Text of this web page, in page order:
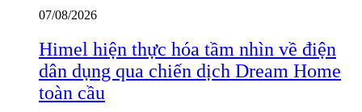
07/08/2026
Himel hiện thực hóa tầm nhìn về điện
dân dụng qua chiến dịch Dream Home
toàn cầu